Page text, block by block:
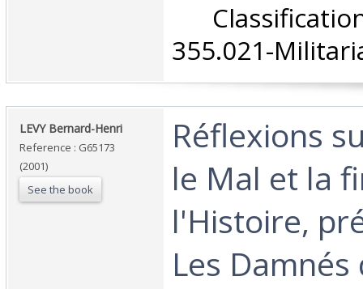
355.021-
‎LEVY Bernard-Henri‎
Reference : G65173
(2001)
See the book
‎Réflexions
le Mal et la
l'Histoire,
Les